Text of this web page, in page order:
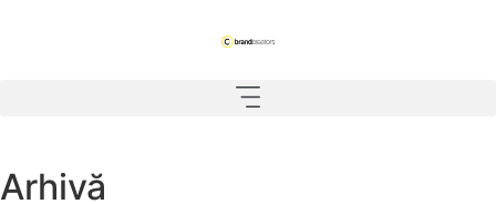
Arhivă